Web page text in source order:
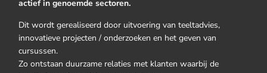
actief in genoemde sectoren.
Dit wordt gerealiseerd door uitvoering van teeltadvies,
innovatieve projecten / onderzoeken en het geven van
cursussen.
Zo ontstaan duurzame relaties met klanten waarbij de